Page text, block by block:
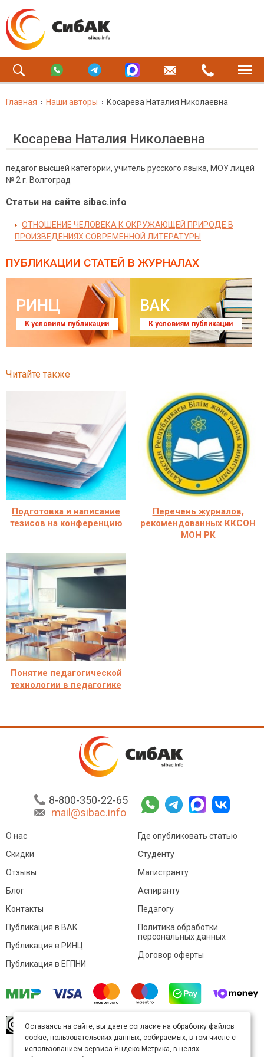
Главная Наши авторы Косарева Наталия Николаевна
Косарева Наталия Николаевна
педагог высшей категории, учитель русского языка, МОУ лицей
№ 2 г. Волгоград
Статьи на сайте sibac.info
ОТНОШЕНИЕ ЧЕЛОВЕКА К ОКРУЖАЮЩЕЙ ПРИРОДЕ В
ПРОИЗВЕДЕНИЯХ СОВРЕМЕННОЙ ЛИТЕРАТУРЫ
ПУБЛИКАЦИИ СТАТЕЙ В ЖУРНАЛАХ
РИНЦ
К условиям публикации
ВАК
К условиям публикации
Читайте также
Подготовка и написание
тезисов на конференцию
Перечень журналов,
рекомендованных ККСОН
МОН РК
Понятие педагогической
технологии в педагогике
8-800-350-22-65
mail@sibac.info
О нас
Скидки
Отзывы
Блог
Контакты
Где опубликовать статью
Студенту
Магистранту
Аспиранту
Педагогу
Публикация в ВАК
Публикация в РИНЦ
Публикация в ЕГПНИ
Политика обработки
персональных данных
Договор оферты
произведение доступно полицензии Creative
Commons «Attribution» («Атрибуция») 4.0
Непортированная.
Оставаясь на сайте, вы даете согласие на обработку файлов
cookie, пользовательских данных, собираемых, в том числе с
использованием сервиса Яндекс.Метрика, в целях